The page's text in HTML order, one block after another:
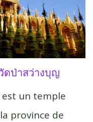
วัดป่าสว่างบุญ
est un temple
province de